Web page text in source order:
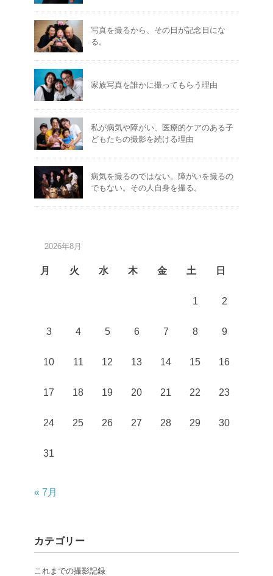
写真を撮るから、その日が記念日にな
る。
家族写真を誰かに撮ってもらう理由
私が病気や障がい、医療的ケアのある子
どもたちの撮影を続ける理由
病気を撮るのではない。障がいを撮るの
でもない。その人自身を撮る。
2026年8月
月 火 水 木 金 土 日
1 2
3 4 5 6 7 8 9
10 11 12 13 14 15 16
17 18 19 20 21 22 23
24 25 26 27 28 29 30
31
« 7月
カテゴリー
これまでの撮影記録